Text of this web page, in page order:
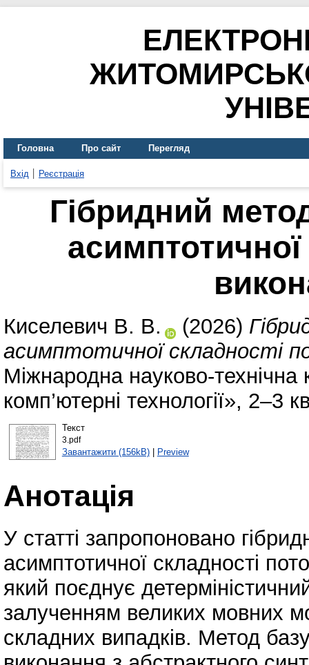
Головна Про сайт Перегляд
Вхід Реєстрація
Гібридний
асимптотичної
Киселевич В. В. (2026)
асимптотичної складності
Міжнародна науково-
комп’ютерні технології»,
Текст
3.pdf
Завантажити (156kB)| Preview
Анотація
У статті запропоновано
асимптотичної складності
який поєднує
залученням великих мовних
складних випадків. Метод